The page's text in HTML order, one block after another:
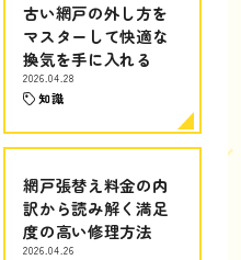
古い網戸の外し方を
マスターして快適な
換気を手に入れる
2026.04.28
知識
網戸張替え料金の内
訳から読み解く満足
度の高い修理方法
2026.04.26